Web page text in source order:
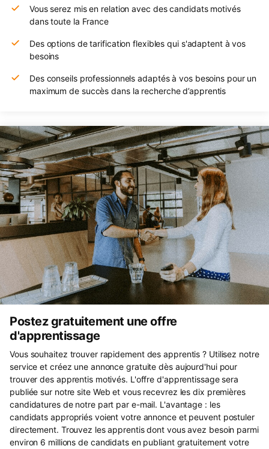
Vous serez mis en relation avec des candidats motivés
dans toute la France
Des options de tarification flexibles qui s'adaptent à vos
besoins
Des conseils professionnels adaptés à vos besoins pour un
maximum de succès dans la recherche d’apprentis
Postez gratuitement une offre
d'apprentissage
Vous souhaitez trouver rapidement des apprentis ? Utilisez notre
service et créez une annonce gratuite dès aujourd'hui pour
trouver des apprentis motivés. L'offre d'apprentissage sera
publiée sur notre site Web et vous recevrez les dix premières
candidatures de notre part par e-mail. L'avantage : les
candidats appropriés voient votre annonce et peuvent postuler
directement. Trouvez les apprentis dont vous avez besoin parmi
environ 6 millions de candidats en publiant gratuitement votre